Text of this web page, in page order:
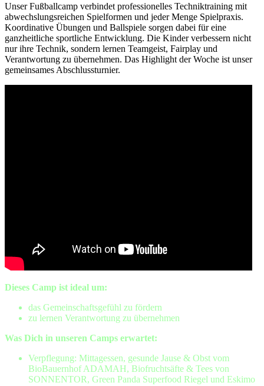
Unser Fußballcamp verbindet professionelles Techniktraining mit
abwechslungsreichen Spielformen und jeder Menge Spielpraxis.
Koordinative Übungen und Ballspiele sorgen dabei für eine
ganzheitliche sportliche Entwicklung. Die Kinder verbessern nicht
nur ihre Technik, sondern lernen Teamgeist, Fairplay und
Verantwortung zu übernehmen. Das Highlight der Woche ist unser
gemeinsames Abschlussturnier.
Dieses Camp ist ideal um:
das Gemeinschaftsgefühl zu fördern
zu lernen Verantwortung zu übernehmen
Was Dich in unseren Camps erwartet:
Verpflegung: Mittagessen, gesunde Jause & Obst vom
BioBauernhof ADAMAH, Biofruchtsäfte & Tees von
SONNENTOR, Green Panda Superfood Riegel und Eskimo